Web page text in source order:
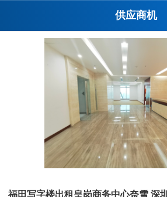
供应商机
福田写字楼出租皇岗商务中心奈雪 深